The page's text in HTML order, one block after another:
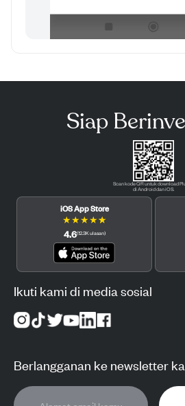
Siap
Scan kode QR untuk download
di Android dan iOS.
iOS App Store
★★★★★
4.6(12.3K ulasan)
Ikuti kami di media sosial
Berlangganan ke newsletter